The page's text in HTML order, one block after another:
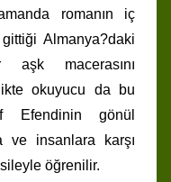
romanın iç
Almanya?daki
aşk macerasını
okuyucu da bu
Efendinin gönül
ve insanlara karşı
öğrenilir.